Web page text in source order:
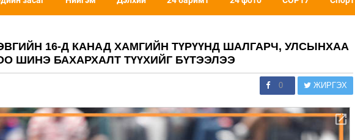
16-Д КАНАД ХАМГИЙН ТҮРҮҮНД ШАЛГАРЧ, УЛСЫНХАА
ШИНЭ БАХАРХАЛТ ТҮҮХИЙГ БҮТЭЭЛЭЭ
0 ЖИРГЭХ